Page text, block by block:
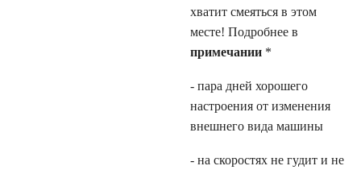
хватит смеяться в этом
месте! Подробнее в
примечании *
- пара дней хорошего
настроения от изменения
внешнего вида машины
- на скоростях не гудит и не